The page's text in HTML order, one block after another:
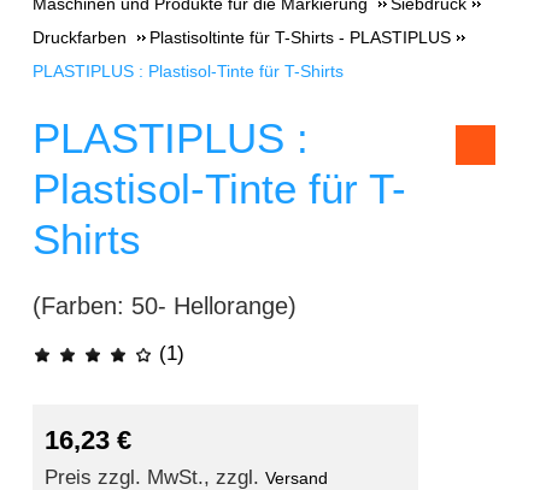
Druckfarben
Plastisoltinte für T-Shirts - PLASTIPLUS
PLASTIPLUS : Plastisol-Tinte für T-Shirts
PLASTIPLUS :
Plastisol-Tinte für T-
Shirts
(Farben: 50- Hellorange)
(1)
16,23 €
Preis zzgl. MwSt., zzgl.Versand